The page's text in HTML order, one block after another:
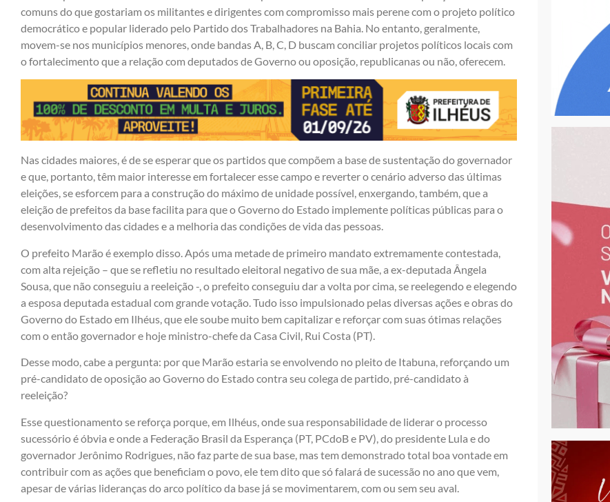
comuns do que gostariam os militantes e dirigentes com compromisso mais perene com o projeto político
democrático e popular liderado pelo Partido dos Trabalhadores na Bahia. No entanto, geralmente,
movem-se nos municípios menores, onde bandas A, B, C, D buscam conciliar projetos políticos locais com
o fortalecimento que a relação com deputados de Governo ou oposição, republicanas ou não, oferecem.
Nas cidades maiores, é de se esperar que os partidos que compõem a base de sustentação do governador
e que, portanto, têm maior interesse em fortalecer esse campo e reverter o cenário adverso das últimas
eleições, se esforcem para a construção do máximo de unidade possível, enxergando, também, que a
eleição de prefeitos da base facilita para que o Governo do Estado implemente políticas públicas para o
desenvolvimento das cidades e a melhoria das condições de vida das pessoas.
O prefeito Marão é exemplo disso. Após uma metade de primeiro mandato extremamente contestada,
com alta rejeição – que se refletiu no resultado eleitoral negativo de sua mãe, a ex-deputada Ângela
Sousa, que não conseguiu a reeleição -, o prefeito conseguiu dar a volta por cima, se reelegendo e elegendo
a esposa deputada estadual com grande votação. Tudo isso impulsionado pelas diversas ações e obras do
Governo do Estado em Ilhéus, que ele soube muito bem capitalizar e reforçar com suas ótimas relações
com o então governador e hoje ministro-chefe da Casa Civil, Rui Costa (PT).
Desse modo, cabe a pergunta: por que Marão estaria se envolvendo no pleito de Itabuna, reforçando um
pré-candidato de oposição ao Governo do Estado contra seu colega de partido, pré-candidato à
reeleição?
Esse questionamento se reforça porque, em Ilhéus, onde sua responsabilidade de liderar o processo
sucessório é óbvia e onde a Federação Brasil da Esperança (PT, PCdoB e PV), do presidente Lula e do
governador Jerônimo Rodrigues, não faz parte de sua base, mas tem demonstrado total boa vontade em
contribuir com as ações que beneficiam o povo, ele tem dito que só falará de sucessão no ano que vem,
apesar de várias lideranças do arco político da base já se movimentarem, com ou sem seu aval.